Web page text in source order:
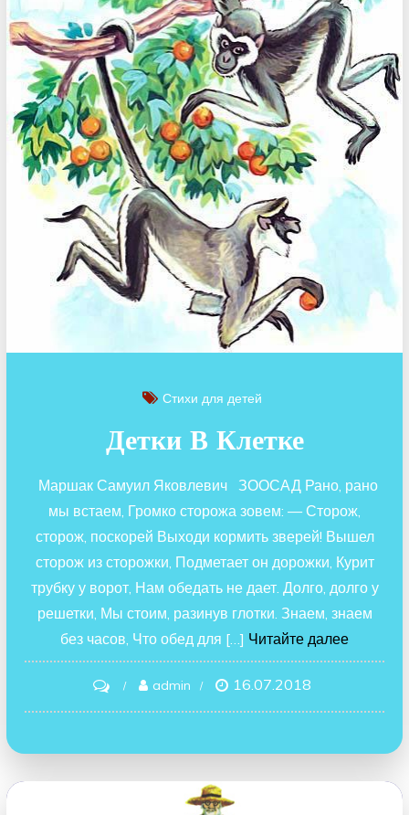
Стихи для детей
Детки В Клетке
Маршак Самуил Яковлевич ЗООСАД Рано, рано
мы встаем, Громко сторожа зовем: — Сторож,
сторож, поскорей Выходи кормить зверей! Вышел
сторож из сторожки, Подметает он дорожки, Курит
трубку у ворот, Нам обедать не дает. Долго, долго у
решетки, Мы стоим, разинув глотки. Знаем, знаем
без часов, Что обед для […] Читайте далее
on
Детки
admin 16.07.2018